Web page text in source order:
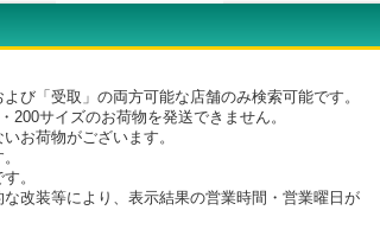
び「受取」の両方可能な店舗のみ検索可能です。
サイズのお荷物を発送できません。
荷物がございます。
。
改装等により、表示結果の営業時間・営業曜日が